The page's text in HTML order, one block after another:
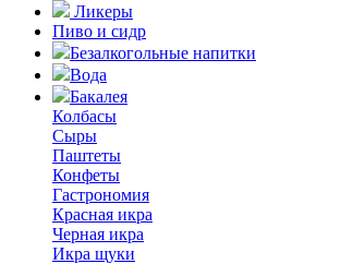
Ликеры
Пиво и сидр
Безалкогольные напитки
Вода
Бакалея
Колбасы
Сыры
Паштеты
Конфеты
Гастрономия
Красная икра
Черная икра
Икра щуки